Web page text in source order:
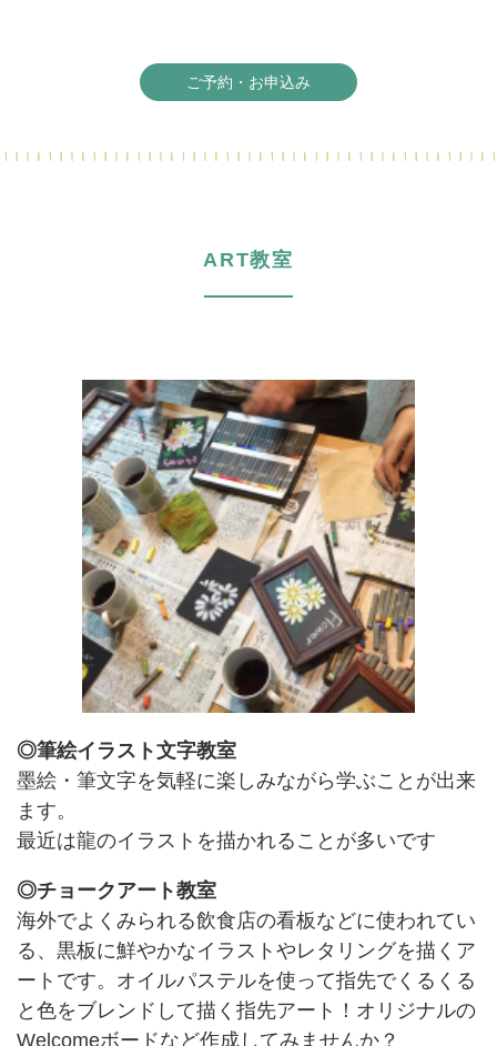
ご予約・お申込み
ART教室
◎筆絵イラスト文字教室
墨絵・筆文字を気軽に楽しみながら学ぶことが出来
ます。
最近は龍のイラストを描かれることが多いです
◎チョークアート教室
海外でよくみられる飲食店の看板などに使われてい
る、黒板に鮮やかなイラストやレタリングを描くア
ートです。オイルパステルを使って指先でくるくる
と色をブレンドして描く指先アート！オリジナルの
Welcomeボードなど作成してみませんか？